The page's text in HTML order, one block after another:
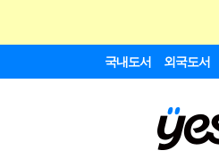
국내도서 외국도서